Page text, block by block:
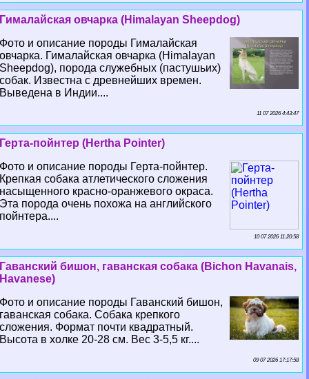
Гималайская овчарка (Himalayan Sheepdog)
Фото и описание породы Гималайская
овчарка. Гималайская овчарка (Himalayan
Sheepdog), порода служебных (пастушьих)
собак. Известна с древнейших времен.
Выведена в Индии....
11 07 2026 4:43:47
Герта-пойнтер (Hertha Pointer)
Фото и описание породы Герта-пойнтер.
Крепкая собака атлетического сложения
насыщенного красно-оранжевого окраса.
Эта порода очень похожа на английского
пойнтера....
10 07 2026 11:20:58
Гаванский бишон, гаванская собака (Bichon Havanais,
Havanese)
Фото и описание породы Гаванский бишон,
гаванская собака. Собака крепкого
сложения. Формат почти квадратный.
Высота в холке 20-28 см. Вес 3-5,5 кг....
09 07 2026 17:17:58